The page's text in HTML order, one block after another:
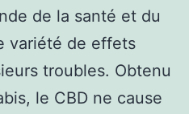
de la santé et du
variété de effets
troubles. Obtenu
le CBD ne cause